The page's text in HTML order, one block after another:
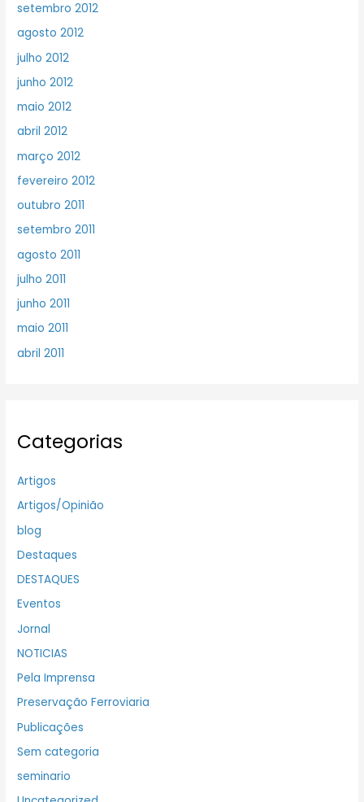
setembro 2012
agosto 2012
julho 2012
junho 2012
maio 2012
abril 2012
março 2012
fevereiro 2012
outubro 2011
setembro 2011
agosto 2011
julho 2011
junho 2011
maio 2011
abril 2011
Categorias
Artigos
Artigos/Opinião
blog
Destaques
DESTAQUES
Eventos
Jornal
NOTICIAS
Pela Imprensa
Preservação Ferroviaria
Publicações
Sem categoria
seminario